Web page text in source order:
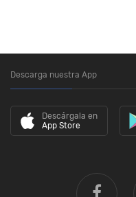
Descarga nuestra App
Descárgala en
App Store